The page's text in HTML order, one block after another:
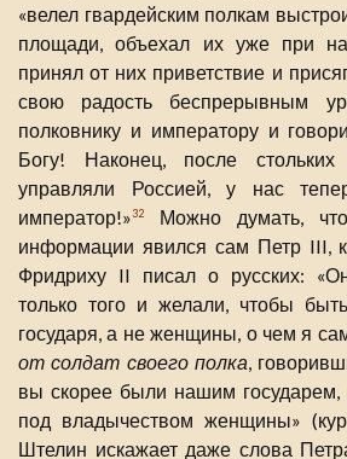
«велел гвардейским полкам
площади, объехал их уже при
принял от них приветствие и
свою радость беспрерывным
полковнику и императору и
Богу! Наконец, после
управляли Россией, у нас
император!»32
Можно думать,
информации явился сам Петр III,
Фридриху II писал о русских:
только того и желали, чтобы
государя, а не женщины, о чем я
от солдат своего полка ,
вы скорее были нашим
под владычеством женщины»
Штелин искажает даже слова